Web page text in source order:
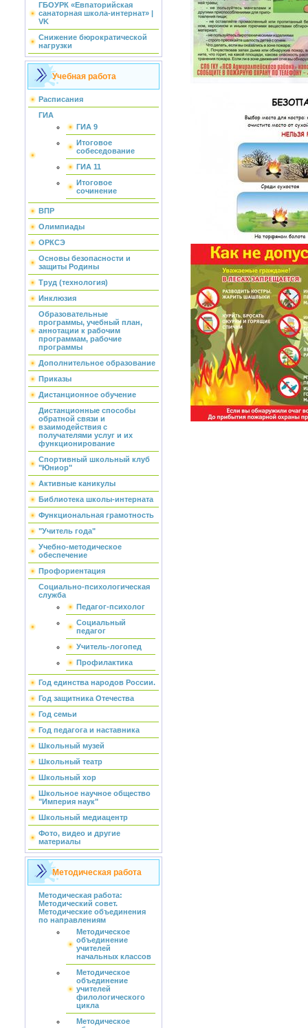
ГБОУРК «Евпаторийская
санаторная школа-интернат» |
VK
Снижение бюрократической
нагрузки
Учебная работа
Расписания
ГИА
ГИА 9
Итоговое
собеседование
ГИА 11
Итоговое
сочинение
ВПР
Олимпиады
ОРКСЭ
Основы безопасности и
защиты Родины
Труд (технология)
Инклюзия
Образовательные
программы, учебный план,
аннотации к рабочим
программам, рабочие
программы
Дополнительное образование
Приказы
Дистанционное обучение
Дистанционные способы
обратной связи и
взаимодействия с
получателями услуг и их
функционирование
Спортивный школьный клуб
"Юниор"
Активные каникулы
Библиотека школы-интерната
Функциональная грамотность
"Учитель года"
Учебно-методическое
обеспечение
Профориентация
Социально-психологическая
служба
Педагог-психолог
Социальный
педагог
Учитель-логопед
Профилактика
Год единства народов России.
Год защитника Отечества
Год семьи
Год педагога и наставника
Школьный музей
Школьный театр
Школьный хор
Школьное научное общество
"Империя наук"
Школьный медиацентр
Фото, видео и другие
материалы
Методическая работа
Методическая работа:
Методический совет.
Методические объединения
по направлениям
Методическое
объединение
учителей
начальных классов
Методическое
объединение
учителей
филологического
цикла
Методическое